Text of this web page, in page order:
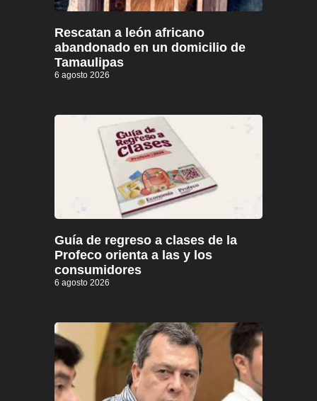
Rescatan a león africano
abandonado en un domicilio de
Tamaulipas
6 agosto 2026
Guía de regreso a clases de la
Profeco orienta a las y los
consumidores
6 agosto 2026